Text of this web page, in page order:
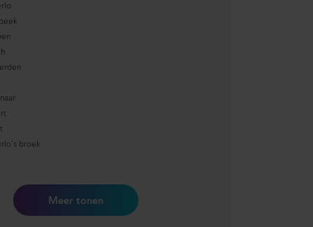
broek
Meer tonen